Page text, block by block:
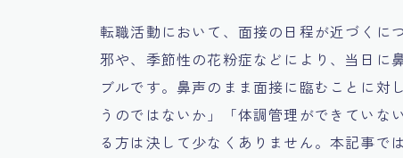
転職活動において、面接の日程が近づくに
邪や、季節性の花粉症などにより、当日に
ブルです。鼻声のまま面接に臨むことに対
うのではないか」「体調管理ができていな
る方は決して少なくありません。本記事で